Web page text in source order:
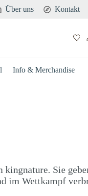
Über uns Kontakt
Info & Merchandise
kingnature. Sie
im Wettkampf